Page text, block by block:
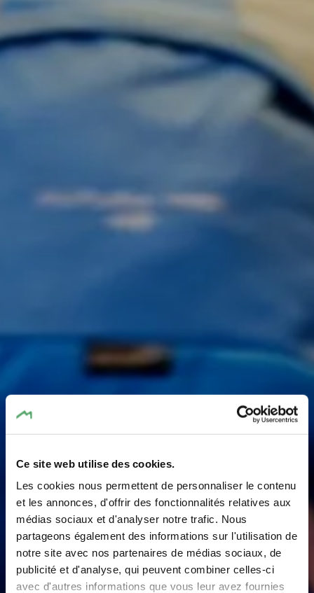
Ce site web utilise des cookies.
Les cookies nous permettent de personnaliser le contenu
et les annonces, d'offrir des fonctionnalités relatives aux
médias sociaux et d'analyser notre trafic. Nous
partageons également des informations sur l'utilisation de
notre site avec nos partenaires de médias sociaux, de
publicité et d'analyse, qui peuvent combiner celles-ci
avec d'autres informations que vous leur avez fournies
MoveWeCarry